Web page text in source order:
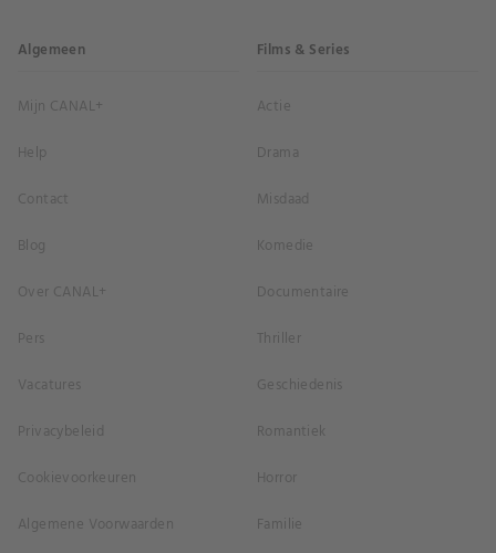
Algemeen
Mijn CANAL+
Help
Contact
Blog
Over CANAL+
Pers
Vacatures
Privacybeleid
Cookievoorkeuren
Algemene Voorwaarden
Films & Series
Actie
Drama
Misdaad
Komedie
Documentaire
Thriller
Geschiedenis
Romantiek
Horror
Familie